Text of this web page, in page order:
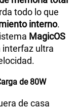
todo lo que
interno.
MagicOS
interfaz ultra
de 80W
de casa